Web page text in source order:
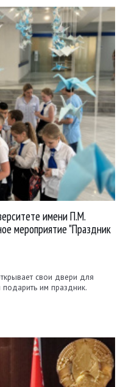
имени П.М.
мероприятие "Праздник
свои двери для
им праздник.